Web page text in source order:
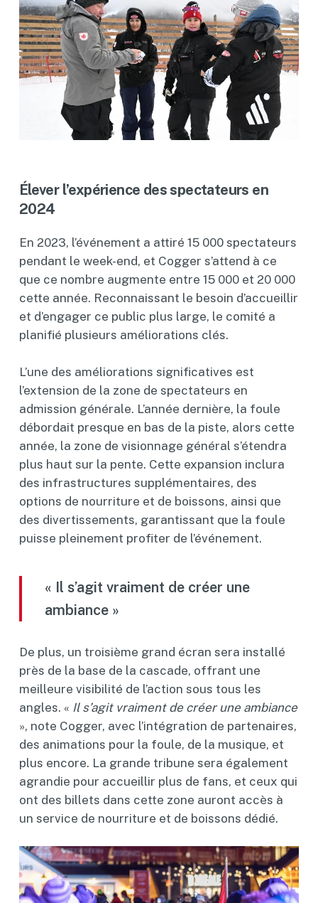
Élever l’expérience des spectateurs en
2024
En 2023, l’événement a attiré 15 000 spectateurs
pendant le week-end, et Cogger s’attend à ce
que ce nombre augmente entre 15 000 et 20 000
cette année. Reconnaissant le besoin d’accueillir
et d’engager ce public plus large, le comité a
planifié plusieurs améliorations clés.
L’une des améliorations significatives est
l’extension de la zone de spectateurs en
admission générale. L’année dernière, la foule
débordait presque en bas de la piste, alors cette
année, la zone de visionnage général s’étendra
plus haut sur la pente. Cette expansion inclura
des infrastructures supplémentaires, des
options de nourriture et de boissons, ainsi que
des divertissements, garantissant que la foule
puisse pleinement profiter de l’événement.
« Il s’agit vraiment de créer une
ambiance »
De plus, un troisième grand écran sera installé
près de la base de la cascade, offrant une
meilleure visibilité de l’action sous tous les
angles. « Il s’agit vraiment de créer une ambiance
», note Cogger, avec l’intégration de partenaires,
des animations pour la foule, de la musique, et
plus encore. La grande tribune sera également
agrandie pour accueillir plus de fans, et ceux qui
ont des billets dans cette zone auront accès à
un service de nourriture et de boissons dédié.